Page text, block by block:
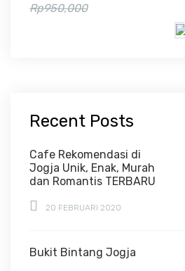
Rp950,000
Recent Posts
Cafe Rekomendasi di
Jogja Unik, Enak, Murah
dan Romantis TERBARU
20 FEBRUARI 2020
Bukit Bintang Jogja